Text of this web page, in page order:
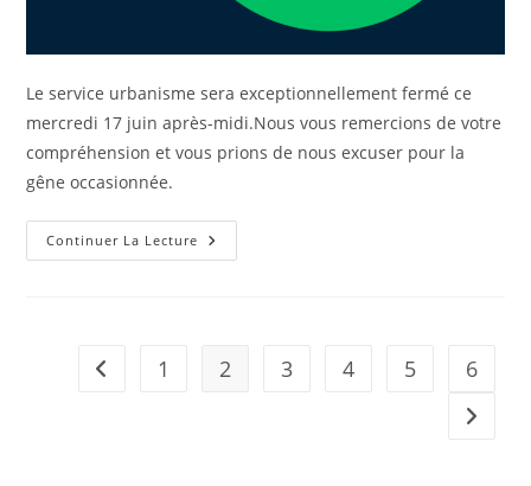
Le service urbanisme sera exceptionnellement fermé ce
mercredi 17 juin après-midi.Nous vous remercions de votre
compréhension et vous prions de nous excuser pour la
gêne occasionnée.
Continuer La Lecture
1 2 3 4 5 6